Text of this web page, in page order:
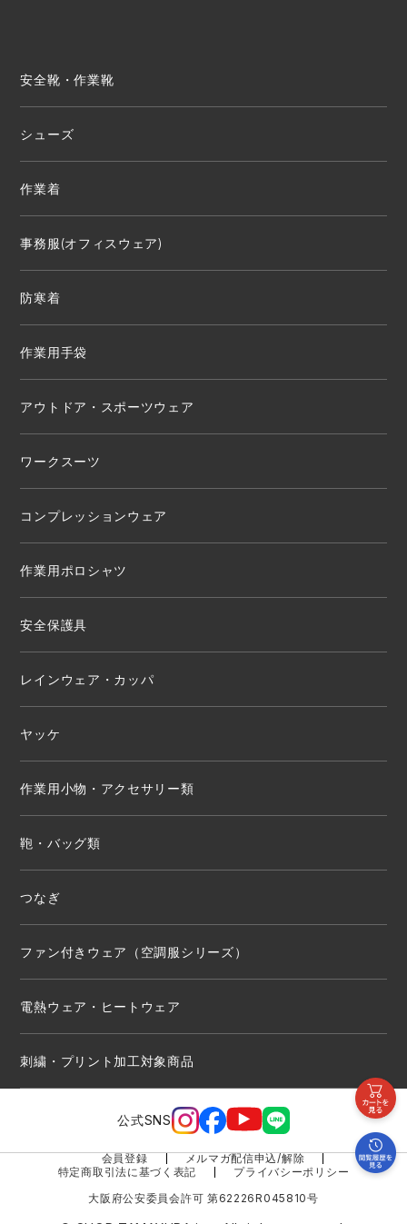
安全靴・作業靴
シューズ
作業着
事務服(オフィスウェア)
防寒着
作業用手袋
アウトドア・スポーツウェア
ワークスーツ
コンプレッションウェア
作業用ポロシャツ
安全保護具
レインウェア・カッパ
ヤッケ
作業用小物・アクセサリー類
鞄・バッグ類
つなぎ
ファン付きウェア（空調服シリーズ）
電熱ウェア・ヒートウェア
刺繍・プリント加工対象商品
公式SNS
会員登録
メルマガ配信申込/解除
特定商取引法に基づく表記
プライバシーポリシー
大阪府公安委員会許可 第62226R045810号